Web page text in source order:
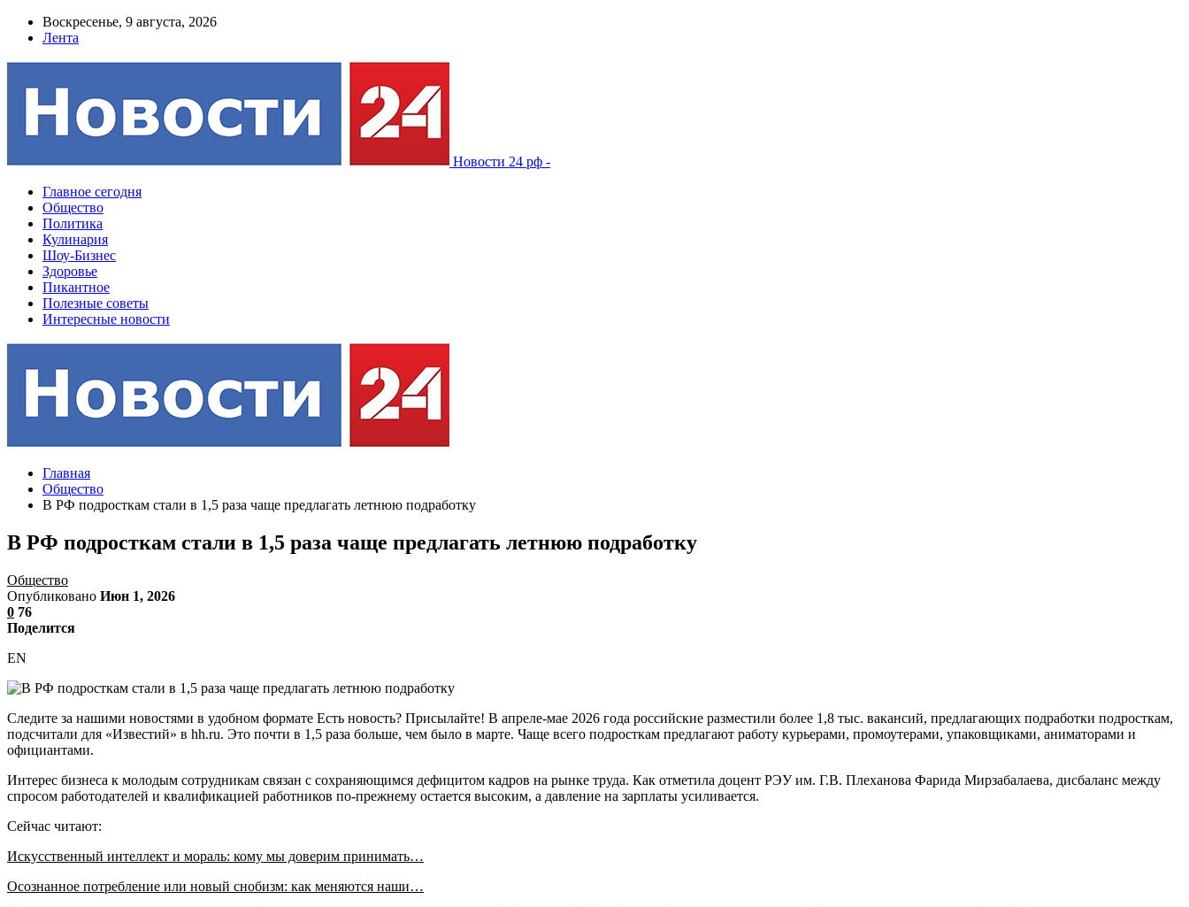
Воскресенье, 9 августа, 2026
Лента
Новости 24 рф -
Главное сегодня
Общество
Политика
Кулинария
Шоу-Бизнес
Здоровье
Пикантное
Полезные советы
Интересные новости
Главная
Общество
В РФ подросткам стали в 1,5 раза чаще предлагать летнюю подработку
В РФ подросткам стали в 1,5 раза чаще предлагать летнюю подработку
Общество
Опубликовано Июн 1, 2026
0 76
Поделится
EN
Следите за нашими новостями в удобном формате Есть новость? Присылайте! В апреле-мае 2026 года российские разместили более 1,8 тыс. вакансий, предлагающих подработки подросткам,
подсчитали для «Известий» в hh.ru. Это почти в 1,5 раза больше, чем было в марте. Чаще всего подросткам предлагают работу курьерами, промоутерами, упаковщиками, аниматорами и
официантами.
Интерес бизнеса к молодым сотрудникам связан с сохраняющимся дефицитом кадров на рынке труда. Как отметила доцент РЭУ им. Г.В. Плеханова Фарида Мирзабалаева, дисбаланс между
спросом работодателей и квалификацией работников по-прежнему остается высоким, а давление на зарплаты усиливается.
Сейчас читают:
Искусственный интеллект и мораль: кому мы доверим принимать…
Осознанное потребление или новый снобизм: как меняются наши…